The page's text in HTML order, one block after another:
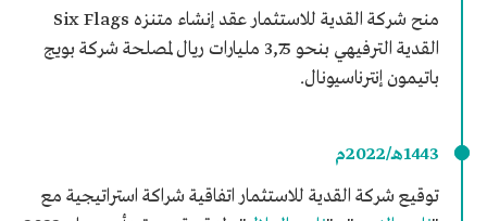
منح شركة القدية للاستثمار عقد إنشاء متنزه Six Flags
القدية الترفيهي بنحو 3,75 مليارات ريال لمصلحة شركة بويج
باتيمون إنترناسيونال.
1443هـ/2022م
توقيع شركة القدية للاستثمار اتفاقية شراكة استراتيجية مع